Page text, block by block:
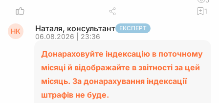
1
НК Наталя, консультант ЕКСПЕРТ
06.08.2026 | 23:36
Донараховуйте індексацію в поточному
місяці й відображайте в звітності за цей
місяць. За донарахування індексації
штрафів не буде.